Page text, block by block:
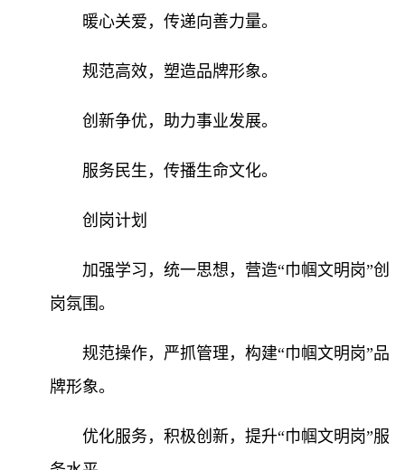
暖心关爱，传递向善力量。
规范高效，塑造品牌形象。
创新争优，助力事业发展。
服务民生，传播生命文化。
创岗计划
加强学习，统一思想，营造“巾帼文明岗”创
岗氛围。
规范操作，严抓管理，构建“巾帼文明岗”品
牌形象。
优化服务，积极创新，提升“巾帼文明岗”服